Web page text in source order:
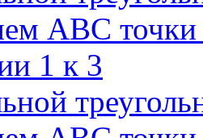
АВС точки
1 к 3